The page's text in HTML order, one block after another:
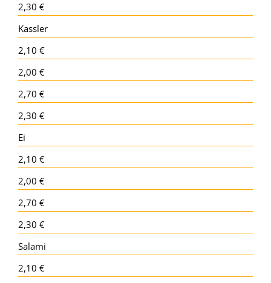
2,30 €
Kassler
2,10 €
2,00 €
2,70 €
2,30 €
Ei
2,10 €
2,00 €
2,70 €
2,30 €
Salami
2,10 €